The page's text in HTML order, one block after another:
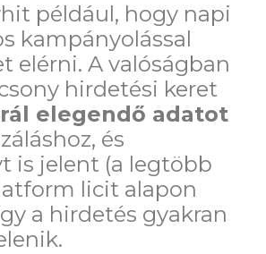
például, hogy napi
kampányolással
elérni. A valóságban
hirdetési keret
elegendő adatot
és
is jelent (a legtöbb
licit alapon
a hirdetés gyakran